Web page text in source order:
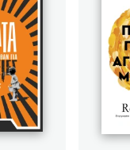
Κώστας Κρομμύδας
Το λιμάνι μου είσαι